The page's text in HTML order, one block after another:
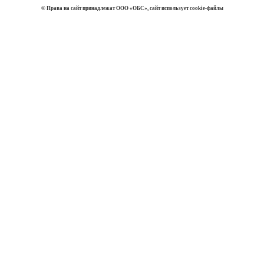
© Права на сайт принадлежат ООО «ОБС», сайт использует cookie-файлы